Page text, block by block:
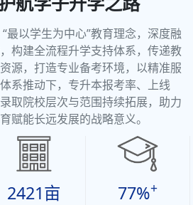
最以学生为中心”教育理念，深度融
构建全流程升学支持体系，传递教
源，打造专业备考环境，以精准服
系推动下，专升本报考率、上线
取院校层次与范围持续拓展，助力
赋能长远发展的战略意义。
2421亩 77%+